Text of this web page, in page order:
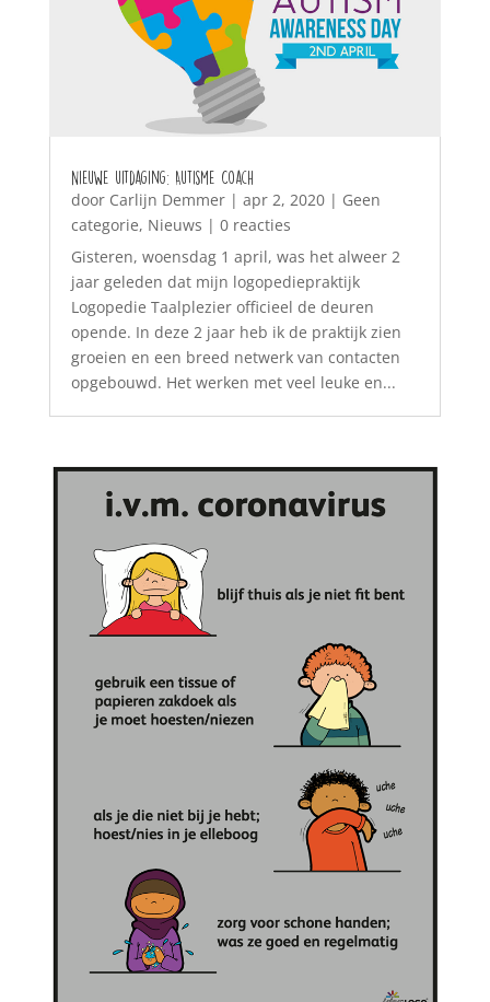
Nieuwe uitdaging: Autisme Coach
door Carlijn Demmer| apr 2, 2020| Geen
categorie, Nieuws | 0 reacties
Gisteren, woensdag 1 april, was het alweer 2
jaar geleden dat mijn logopediepraktijk
Logopedie Taalplezier officieel de deuren
opende. In deze 2 jaar heb ik de praktijk zien
groeien en een breed netwerk van contacten
opgebouwd. Het werken met veel leuke en...